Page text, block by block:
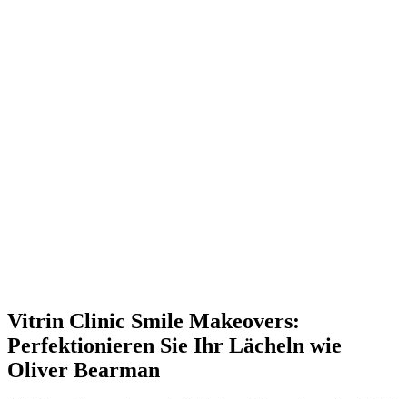
Vitrin Clinic Smile Makeovers:
Perfektionieren Sie Ihr Lächeln wie
Oliver Bearman